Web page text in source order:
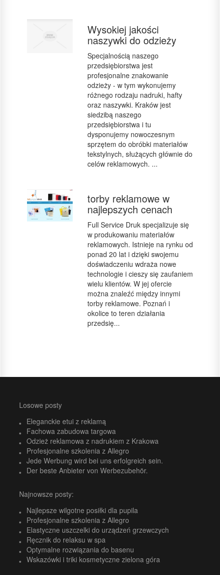
Wysokiej jakości
naszywki do odzieży
Specjalnością naszego
przedsiębiorstwa jest
profesjonalne znakowanie
odzieży - w tym wykonujemy
różnego rodzaju nadruki, hafty
oraz naszywki. Kraków jest
siedzibą naszego
przedsiębiorstwa i tu
dysponujemy nowoczesnym
sprzętem do obróbki materiałów
tekstylnych, służących głównie do
celów reklamowych. ...
torby reklamowe w
najlepszych cenach
Full Service Druk specjalizuje się
w produkowaniu materiałów
reklamowych. Istnieje na rynku od
ponad 20 lat i dzięki swojemu
doświadczeniu wdraża nowe
technologie i cieszy się zaufaniem
wielu klientów. W jej ofercie
można znaleźć między innymi
torby reklamowe. Poznań i
okolice to teren działania
przedsię...
Losowe posty
Eleganckie etui z reklamą
Fachowa zabudowa targowa
Odzież reklamowa z nadrukiem z Krakowa
Profesjonalne szkolenia z Allegro
Jede Werbung wird bei uns erfolgreich sein.
Der beste Anbieter von Werbezubehör.
Najnowsze posty:
Najlepsze wilgotne posiłki dla pupila
Profesjonalne szkolenia z Allegro
Elastyczne uszczelki do urządzeń grzewczych
Ręcznik do relaksu w spa
Optymalne rozwiązania do basenu
Wskazówki i triki kosmetyczne zielona góra